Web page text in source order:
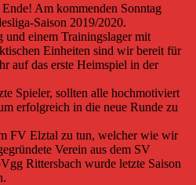
Am kommenden Sonntag
Saison 2019/2020.
und einem Trainingslager mit
Einheiten sind wir bereit für
auf das erste Heimspiel in der
Spieler, sollten alle hochmotiviert
erfolgreich in die neue Runde zu
FV Elztal zu tun, welcher wie wir
Verein aus dem SV
Rittersbach wurde letzte Saison